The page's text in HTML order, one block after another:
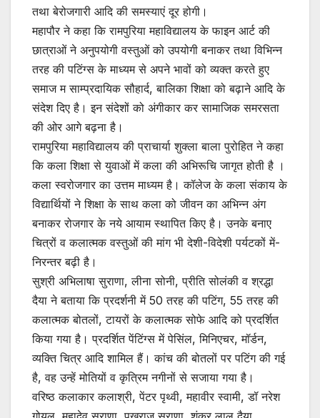
तथा बेरोजगारी आदि की समस्याएं दूर होगी।
महापौर ने कहा कि रामपुरिया महाविद्यालय के फाइन आर्ट की
छात्राओं ने अनुपयोगी वस्तुओं को उपयोगी बनाकर तथा विभिन्न
तरह की प­टिंग्स के माध्यम से अपने भावों को व्यक्त करते हुए
समाज म­ साम्प्रदायिक सौहार्द, बालिका शिक्षा को बढ़ाने आदि के
संदेश दिए है। इन संदेशों को अंगीकार कर सामाजिक समरसता
की ओर आगे बढ़ना है।
रामपुरिया महाविद्यालय की प्राचार्या शुक्ला बाला पुरोहित ने कहा
कि कला शिक्षा से युवाओं में­ कला की अभिरूचि जागृत होती है ।
कला स्वरोजगार का उत्तम माध्यम है। कॉलेज के कला संकाय के
विद्यार्थियों ने शिक्षा के साथ कला को जीवन का अभिन्न अंग
बनाकर रोजगार के नये आयाम स्थापित किए है। उनके बनाए
चित्रों व कलात्मक वस्तुओं की मांग भी देशी-विदेशी पर्यटकों में­
निरन्तर बढ़ी है।
सुश्री अभिलाषा सुराणा, लीना सोनी, प्रीति सोलंकी व श्रद्धा
दैया ने बताया कि प्रदर्शनी में­ 50 तरह की प­टिंग, 55 तरह की
कलात्मक बोतलों, टायरों के कलात्मक सोफे आदि को प्रदर्शित
किया गया है। प्रदर्शित पेंटिंग्स में­ पेसिंल, मिनिएचर, मॉर्डन,
व्यक्ति चित्र आदि शामिल हैं। कांच की बोतलों पर प­टिंग की गई
है, वह उन्हें मोतियों व कृत्रिम नगीनों से सजाया गया है।
वरिष्ठ कलाकार कलाश्री, पेंटर पृथ्वी, महावीर स्वामी, डॉ नरेश